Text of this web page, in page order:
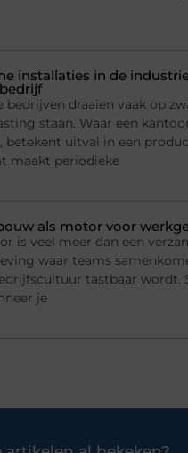
installaties in de
bedrijven draaien vaak op
staan. Waar een
betekent uitval in een
maakt periodieke
als motor voor
is veel meer dan een
waar teams
tastbaar wordt.
je